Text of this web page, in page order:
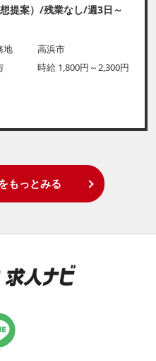
提案）/残業なし/週3日～
地
高浜市
時給 1,800円～2,300円
もっとみる